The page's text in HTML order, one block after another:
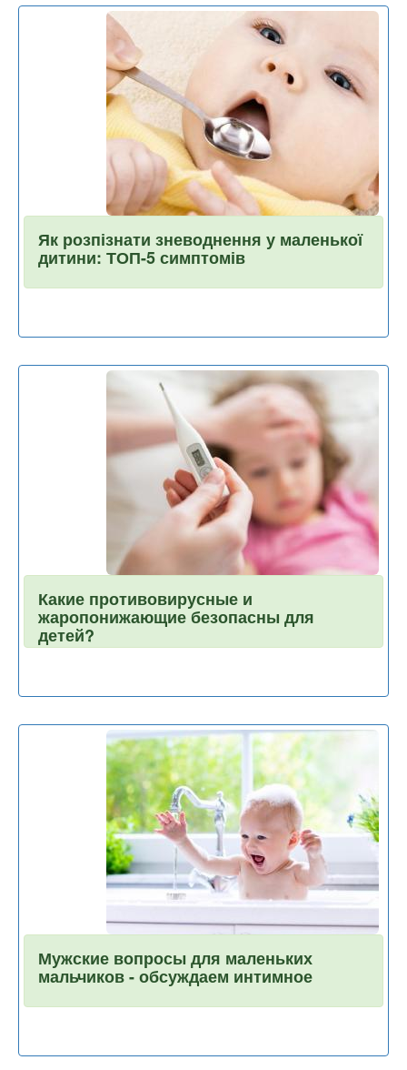
Як розпізнати зневоднення у маленької
дитини: ТОП-5 симптомів
Какие противовирусные и
жаропонижающие безопасны для
детей?
Мужские вопросы для маленьких
мальчиков - обсуждаем интимное